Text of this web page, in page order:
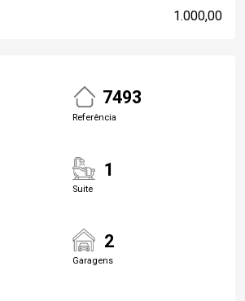
1.000,00
7493
Referência
1
Suite
2
Garagens